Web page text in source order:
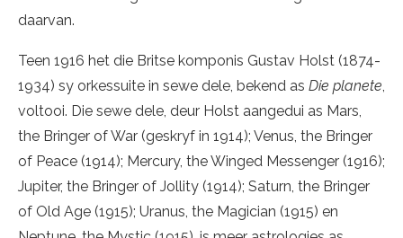
daarvan.
Teen 1916 het die Britse komponis Gustav Holst (1874-
1934) sy orkessuite in sewe dele, bekend as Die planete,
voltooi. Die sewe dele, deur Holst aangedui as Mars,
the Bringer of War (geskryf in 1914); Venus, the Bringer
of Peace (1914); Mercury, the Winged Messenger (1916);
Jupiter, the Bringer of Jollity (1914); Saturn, the Bringer
of Old Age (1915); Uranus, the Magician (1915) en